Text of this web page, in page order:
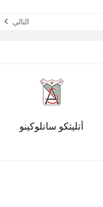
التالي
أتليتكو سانلوكينو